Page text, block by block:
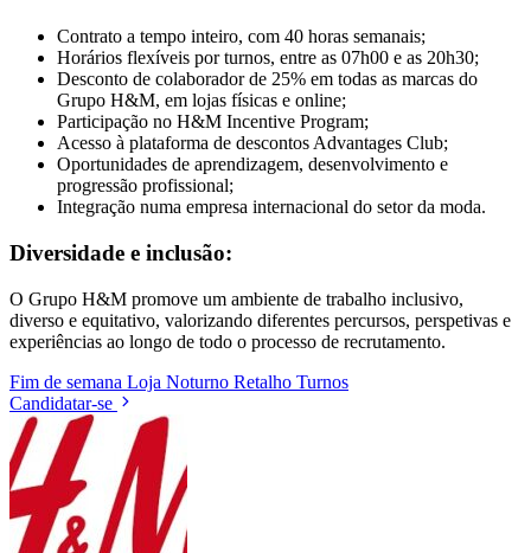
Contrato a tempo inteiro, com 40 horas semanais;
Horários flexíveis por turnos, entre as 07h00 e as 20h30;
Desconto de colaborador de 25% em todas as marcas do
Grupo H&M, em lojas físicas e online;
Participação no H&M Incentive Program;
Acesso à plataforma de descontos Advantages Club;
Oportunidades de aprendizagem, desenvolvimento e
progressão profissional;
Integração numa empresa internacional do setor da moda.
Diversidade e inclusão:
O Grupo H&M promove um ambiente de trabalho inclusivo,
diverso e equitativo, valorizando diferentes percursos, perspetivas e
experiências ao longo de todo o processo de recrutamento.
Fim de semana Loja Noturno Retalho Turnos
Candidatar-se